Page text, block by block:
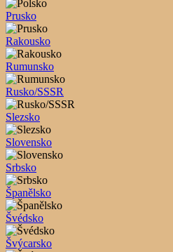
Prusko
Rakousko
Rumunsko
Rusko/SSSR
Slezsko
Slovensko
Srbsko
Španělsko
Švédsko
Švýcarsko